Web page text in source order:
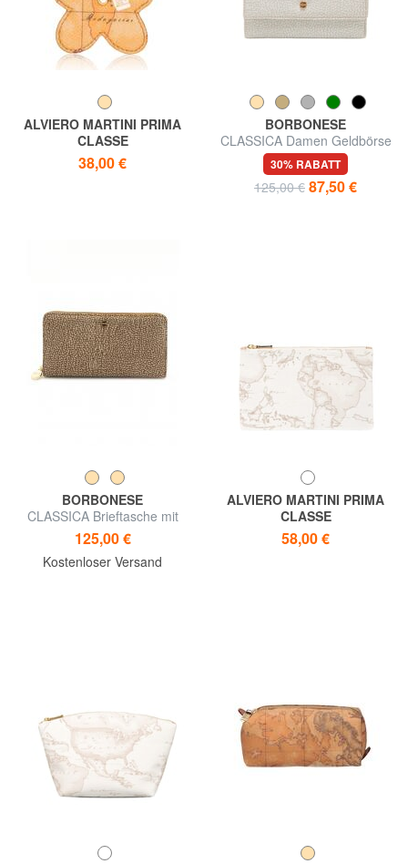
ALVIERO MARTINI PRIMA
CLASSE
ALVIERO MARTINI 1 ^ CLASS
GEO CLASSIC
38,00 €
BORBONESE
CLASSICA Damen Geldbörse
30% RABATT
125,00 € 87,50 €
BORBONESE
CLASSICA Brieftasche mit
Reißverschluss
125,00 €
Kostenloser Versand
ALVIERO MARTINI PRIMA
CLASSE
GEO CLASSIC Rechteckiger
Beutel
58,00 €